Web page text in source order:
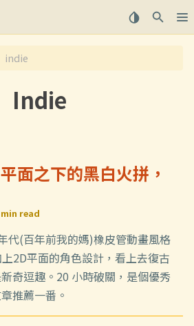
indie
Indie
面之下的黑白火拼，
min read
代(百年前我的媽)橡皮管動畫風格
2D平面的角色設計，看上去復古
奇逗趣。20 小時破關，是個優秀
推薦一番。